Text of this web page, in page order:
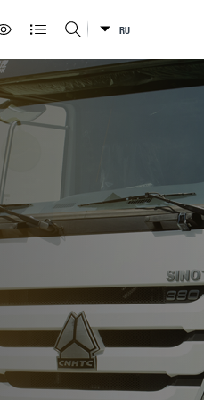
Искать на сайте
RU